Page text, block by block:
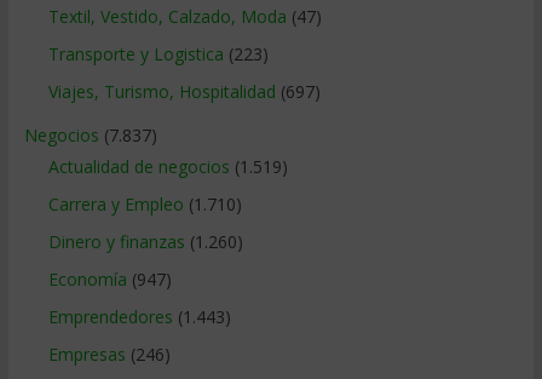
Textil, Vestido, Calzado, Moda (47)
Transporte y Logistica (223)
Viajes, Turismo, Hospitalidad (697)
Negocios (7.837)
Actualidad de negocios (1.519)
Carrera y Empleo (1.710)
Dinero y finanzas (1.260)
Economía (947)
Emprendedores (1.443)
Empresas (246)